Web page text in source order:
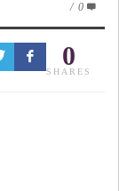
0
/
0
SHARES